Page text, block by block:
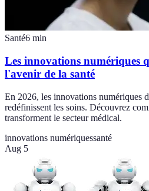
Santé6 min
Les innovations numériques
l'avenir de la santé
En 2026, les innovations numériques
redéfinissent les soins. Découvrez
transforment le secteur médical.
innovations numériquessanté
Aug 5